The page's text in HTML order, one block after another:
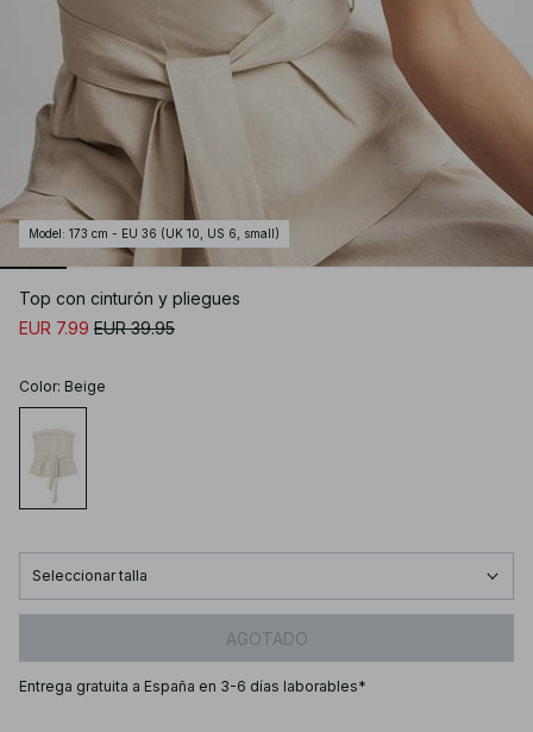
Model : 173 cm - EU 36 (UK 10, US 6, small)
Top con cinturón y pliegues
EUR 7.99 EUR 39.95
Color: Beige
Seleccionar talla
AGOTADO
Entrega gratuita a España en 3-6 días laborables*